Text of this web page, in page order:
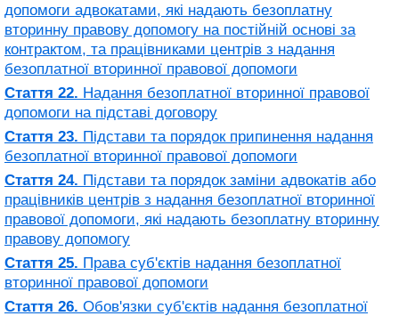
допомоги адвокатами, які надають безоплатну
вторинну правову допомогу на постійній основі за
контрактом, та працівниками центрів з надання
безоплатної вторинної правової допомоги
Стаття 22. Надання безоплатної вторинної правової
допомоги на підставі договору
Стаття 23. Підстави та порядок припинення надання
безоплатної вторинної правової допомоги
Стаття 24. Підстави та порядок заміни адвокатів або
працівників центрів з надання безоплатної вторинної
правової допомоги, які надають безоплатну вторинну
правову допомогу
Стаття 25. Права суб'єктів надання безоплатної
вторинної правової допомоги
Стаття 26. Обов'язки суб'єктів надання безоплатної